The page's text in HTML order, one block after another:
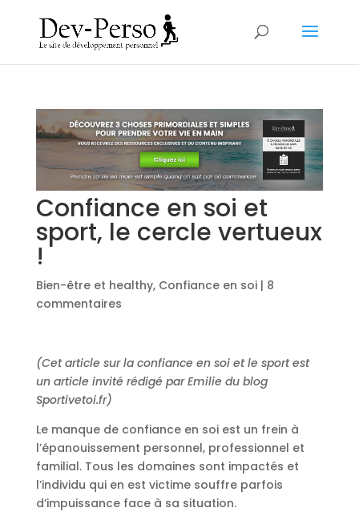
Confiance en soi et
sport, le cercle vertueux
!
Bien-être et healthy, Confiance en soi| 8
commentaires
(Cet article sur la confiance en soi et le sport est
un article invité rédigé par Emilie du blog
Sportivetoi.fr)
Le manque de confiance en soi est un frein à
l’épanouissement personnel, professionnel et
familial. Tous les domaines sont impactés et
l’individu qui en est victime souffre parfois
d’impuissance face à sa situation.